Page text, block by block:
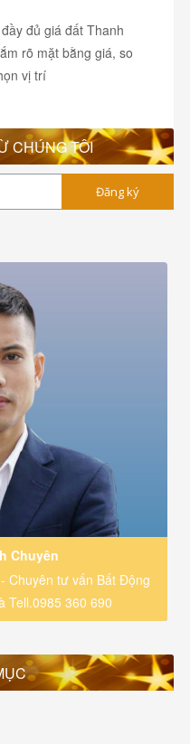
đủ giá đất Thanh
rõ mặt bằng giá, so
vị trí
CHÚNG TÔI
Đăng ký
Chuyên
Chuyên tư vấn Bất Động
Tell.0985 360 690